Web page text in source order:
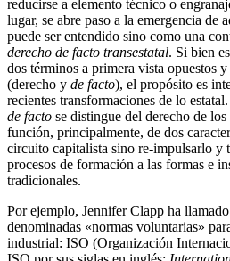
reducirse a elemento técnico o
lugar, se abre paso a la emergencia de
puede ser entendido sino como una
derecho de facto transestatal. Si bien
dos términos a primera vista opuestos
(derecho y de facto), el propósito es
recientes transformaciones de lo
de facto se distingue del derecho de los
función, principalmente, de dos
circuito capitalista sino re-impulsarlo y
procesos de formación a las formas e
tradicionales.
Por ejemplo, Jennifer Clapp ha
denominadas «normas voluntarias»
industrial: ISO (Organización